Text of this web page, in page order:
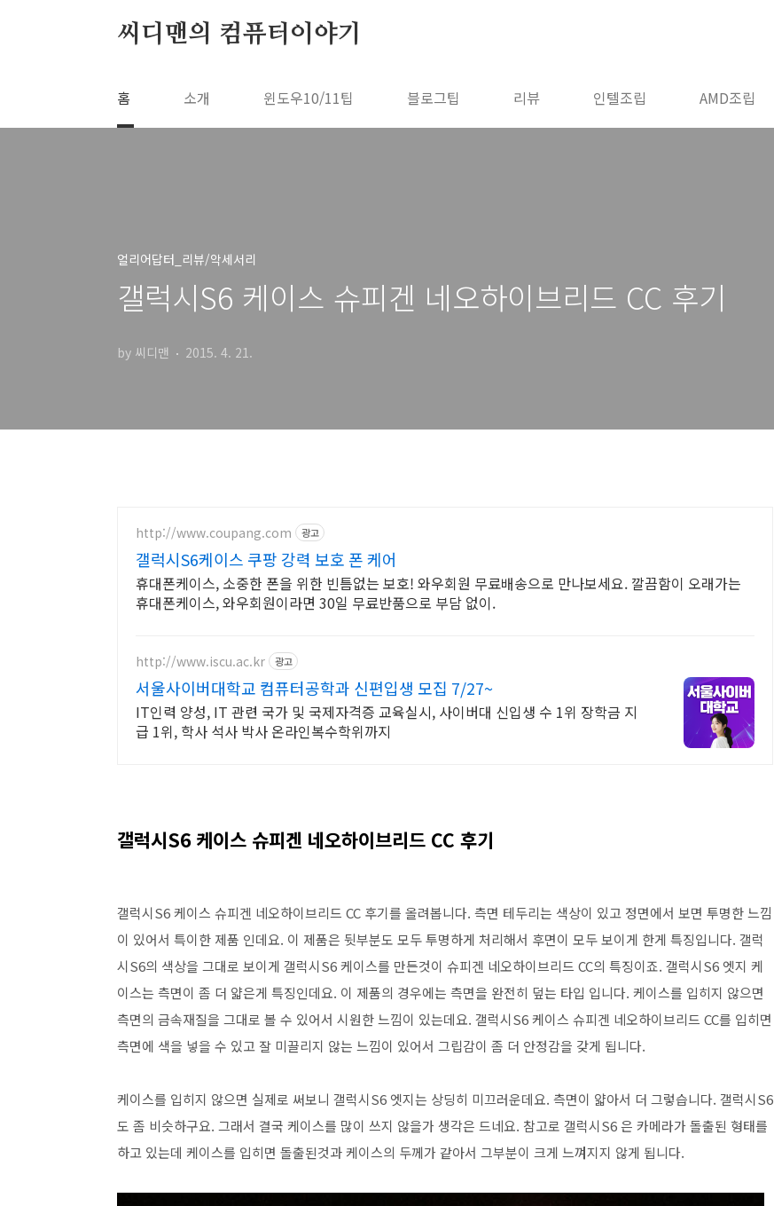
씨디맨의 컴퓨터이야기
홈 소개 윈도우10/11팁 블로그팁 리뷰 인텔조립 AMD조립
얼리어답터_리뷰/악세서리
갤럭시S6 케이스 슈피겐 네오하이브리드 CC 후기
by 씨디맨 2015. 4. 21.
http://www.coupang.com 광고
갤럭시S6케이스 쿠팡 강력 보호 폰 케어
휴대폰케이스, 소중한 폰을 위한 빈틈없는 보호! 와우회원 무료배송으로 만나보세요. 깔끔함이 오래가는
휴대폰케이스, 와우회원이라면 30일 무료반품으로 부담 없이.
http://www.iscu.ac.kr 광고
서울사이버대학교 컴퓨터공학과 신편입생 모집 7/27~
IT인력 양성, IT 관련 국가 및 국제자격증 교육실시, 사이버대 신입생 수 1위 장학금 지
급 1위, 학사 석사 박사 온라인복수학위까지
갤럭시S6 케이스 슈피겐 네오하이브리드 CC 후기
갤럭시S6 케이스 슈피겐 네오하이브리드 CC 후기를 올려봅니다. 측면 테두리는 색상이 있고 정면에서 보면 투명한 느낌
이 있어서 특이한 제품 인데요. 이 제품은 뒷부분도 모두 투명하게 처리해서 후면이 모두 보이게 한게 특징입니다. 갤럭
시S6의 색상을 그대로 보이게 갤럭시S6 케이스를 만든것이 슈피겐 네오하이브리드 CC의 특징이죠. 갤럭시S6 엣지 케
이스는 측면이 좀 더 얇은게 특징인데요. 이 제품의 경우에는 측면을 완전히 덮는 타입 입니다. 케이스를 입히지 않으면
측면의 금속재질을 그대로 볼 수 있어서 시원한 느낌이 있는데요. 갤럭시S6 케이스 슈피겐 네오하이브리드 CC를 입히면
측면에 색을 넣을 수 있고 잘 미끌리지 않는 느낌이 있어서 그립감이 좀 더 안정감을 갖게 됩니다.
케이스를 입히지 않으면 실제로 써보니 갤럭시S6 엣지는 상딩히 미끄러운데요. 측면이 얇아서 더 그렇습니다. 갤럭시S6
도 좀 비슷하구요. 그래서 결국 케이스를 많이 쓰지 않을가 생각은 드네요. 참고로 갤럭시S6 은 카메라가 돌출된 형태를
하고 있는데 케이스를 입히면 돌출된것과 케이스의 두께가 같아서 그부분이 크게 느껴지지 않게 됩니다.